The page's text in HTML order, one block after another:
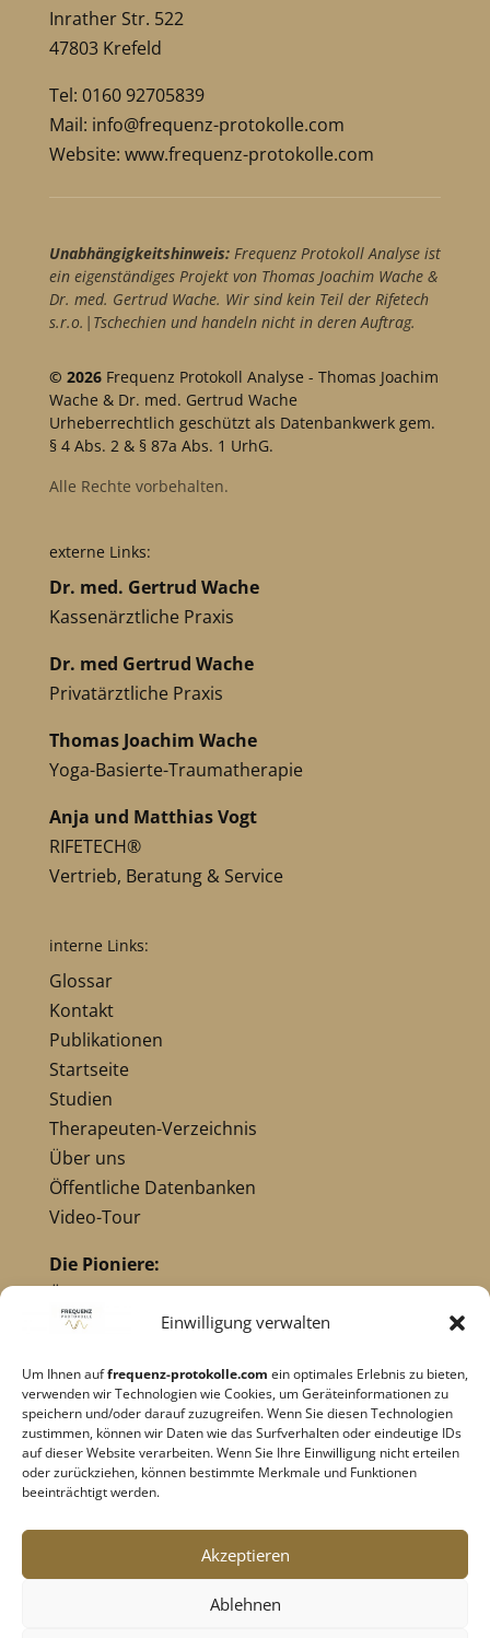
Einwilligung verwalten
Um Ihnen auffrequenz-protokolle.com ein optimales Erlebnis zu bieten,
verwenden wir Technologien wie Cookies, um Geräteinformationen zu
speichern und/oder darauf zuzugreifen. Wenn Sie diesen Technologien
zustimmen, können wir Daten wie das Surfverhalten oder eindeutige IDs
auf dieser Website verarbeiten. Wenn Sie Ihre Einwilligung nicht erteilen
oder zurückziehen, können bestimmte Merkmale und Funktionen
beeinträchtigt werden.
Akzeptieren
Ablehnen
Inrather Str. 522
47803 Krefeld
Tel: 0160 92705839
Mail: info@frequenz-protokolle.com
Website: www.frequenz-protokolle.com
Unabhängigkeitshinweis:Frequenz Protokoll Analyse ist
ein eigenständiges Projekt von Thomas Joachim Wache &
Dr. med. Gertrud Wache. Wir sind kein Teil der Rifetech
s.r.o.|Tschechien und handeln nicht in deren Auftrag.
© 2026 Frequenz Protokoll Analyse - Thomas Joachim
Wache & Dr. med. Gertrud Wache
Urheberrechtlich geschützt als Datenbankwerk gem.
§ 4 Abs. 2 & § 87a Abs. 1 UrhG.
Alle Rechte vorbehalten.
externe Links:
Dr. med. Gertrud Wache
Kassenärztliche Praxis
Dr. med Gertrud Wache
Privatärztliche Praxis
Thomas Joachim Wache
Yoga-Basierte-Traumatherapie
Anja und Matthias Vogt
RIFETECH®
Vertrieb, Beratung & Service
interne Links:
Glossar
Kontakt
Publikationen
Startseite
Studien
Therapeuten-Verzeichnis
Über uns
Öffentliche Datenbanken
Video-Tour
Die Pioniere:
Übersicht Pioniere
Nikola Tesla
Dr. Hulda Clark
Robert C. Beck
Georges Lakhovsky
verwandte Pioniere
Datenschutz
Cookie-Richtlinie|AGB's